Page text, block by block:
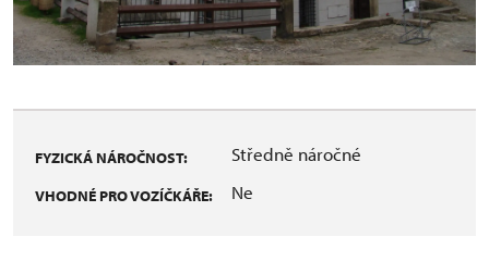
FYZICKÁ NÁROČNOST: Středně náročné
VHODNÉ PRO VOZÍČKÁŘE: Ne